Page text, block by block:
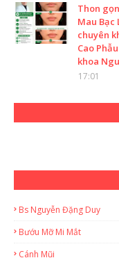
Thon
Mau Bạc
chuyên
Cao
khoa
17:01
Bs Nguyễn Đặng Duy
Bướu Mỡ Mi Mắt
Cánh Mũi